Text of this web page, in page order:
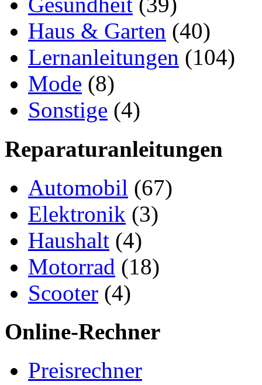
Haus & Garten (40)
Lernanleitungen (104)
Mode (8)
Sonstige (4)
Reparaturanleitungen
Automobil (67)
Elektronik (3)
Haushalt (4)
Motorrad (18)
Scooter (4)
Online-Rechner
Preisrechner